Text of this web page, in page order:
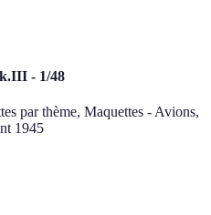
- 1/48
par thème, Maquettes - Avions,
1945